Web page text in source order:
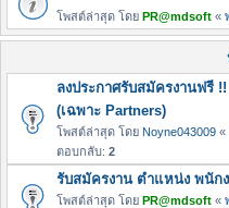
โพสต์ล่าสุด โดย PR@mdsoft «
ลงประกาศรับสมัครงานฟรี
(เฉพาะ Partners)
โพสต์ล่าสุด โดย Noyne043009 «
ตอบกลับ: 2
รับสมัครงาน ตำแหน่ง พนัก
โพสต์ล่าสุด โดย PR@mdsoft «